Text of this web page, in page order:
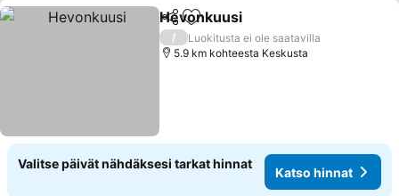
Jaa Lisää suosikkeihin
Hevonkuusi
/
Luokitusta ei ole saatavilla
5.9 km kohteesta Keskusta
Valitse päivät nähdäksesi tarkat hinnat
Katso hinnat